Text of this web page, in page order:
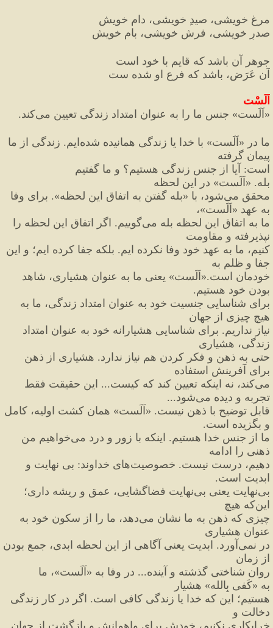
مرغِ خویشی، صیدِ خویشی، دامِ خویش
صدرِ خویشی، فرش خویشی، بامِ خویش
جوهر آن باشد که قایم با خود است
آن عَرَض، باشد که فرعِ او شده ست
اَلَسْت
«اَلَست» جنس ما را به عنوان امتداد زندگی تعیین میکند.
ما در «اَلَست» با خدا یا زندگی همانیده شده
پیمان گرفته
است:
بله. «اَلَست» در این لحظه
محقق میشود، با «بله گفتن به اتفاق این لحظه»
به عهد «اَلَست»،
ما به اتفاق این لحظه بله می
نپذیرفته و مقاومت
جفا و ظلم به
خودمان است.«اَلَست»
بودن خود هستیم.
هیچ چیزی از جهان
زندگی، هشیاری
برای آفرینش استفاده
می
تجربه و دیده میشود...
قابل توضیح با ذهن نیست. «اَلَست» همان کشت اولیه،
و بگزیده است.
ما از جنس خدا هستیم. اینکه با زور و درد می
ذهنی را ادامه
دهیم، درست نیست. خصوصیتهای خداوند:
ابدیت است.
بینهایت یعنی بی
اینکه هیچ
چیزی که ذهن به ما نشان می
عنوان هشیاری
در نمی
از زمان
روان شناختی گذشته و آینده... در وفا به «اَلَست»
به «کَفی بِالله» هشیار
هستیم؛ این
دخالت و